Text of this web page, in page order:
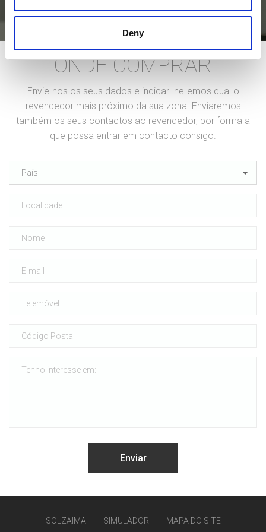
Deny
ONDE COMPRAR
Envie-nos os seus dados e indicar-lhe-emos qual o
revendedor mais próximo da sua zona. Enviaremos
também os seus contactos ao revendedor, por forma a
que possa entrar em contacto consigo.
País
SOLZAIMA SIMULADOR MAPA DO SITE